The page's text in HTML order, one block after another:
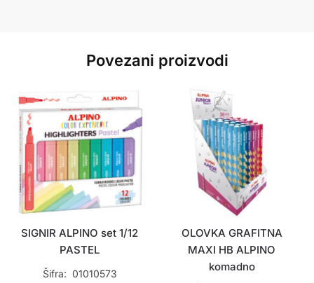
Povezani proizvodi
SIGNIR ALPINO set 1/12
PASTEL
Šifra: 01010573
OLOVKA GRAFITNA
MAXI HB ALPINO
komadno